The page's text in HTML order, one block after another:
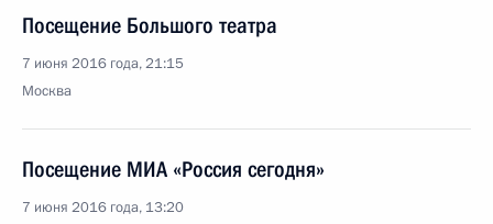
Посещение Большого театра
7 июня 2016 года, 21:15
Москва
Посещение МИА «Россия сегодня»
7 июня 2016 года, 13:20